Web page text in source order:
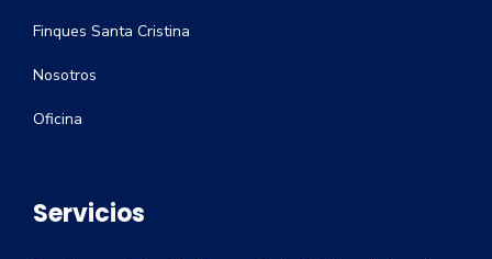
Finques Santa Cristina
Nosotros
Oficina
Servicios